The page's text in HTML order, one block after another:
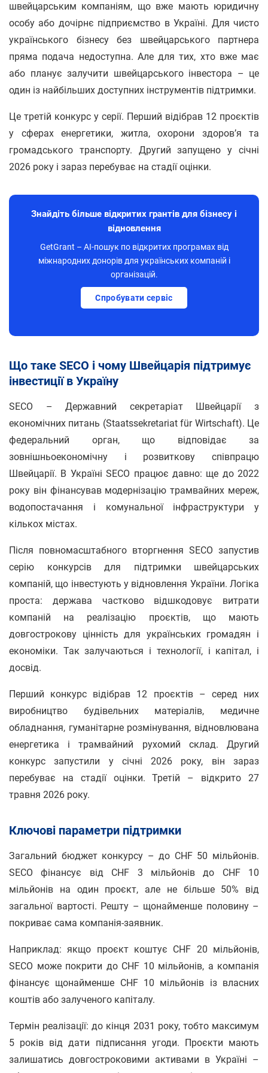
швейцарським компаніям, що вже мають юридичну
особу або дочірнє підприємство в Україні. Для чисто
українського бізнесу без швейцарського партнера
пряма подача недоступна. Але для тих, хто вже має
або планує залучити швейцарського інвестора – це
один із найбільших доступних інструментів підтримки.
Це третій конкурс у серії. Перший відібрав 12 проєктів
у сферах енергетики, житла, охорони здоров’я та
громадського транспорту. Другий запущено у січні
2026 року і зараз перебуває на стадії оцінки.
Знайдіть більше відкритих грантів для бізнесу і
відновлення
GetGrant – AI-пошук по відкритих програмах від
міжнародних донорів для українських компаній і
організацій.
Спробувати сервіс
Що таке SECO і чому Швейцарія підтримує
інвестиції в Україну
SECO – Державний секретаріат Швейцарії з
економічних питань (Staatssekretariat für Wirtschaft). Це
федеральний орган, що відповідає за
зовнішньоекономічну і розвиткову співпрацю
Швейцарії. В Україні SECO працює давно: ще до 2022
року він фінансував модернізацію трамвайних мереж,
водопостачання і комунальної інфраструктури у
кількох містах.
Після повномасштабного вторгнення SECO запустив
серію конкурсів для підтримки швейцарських
компаній, що інвестують у відновлення України. Логіка
проста: держава частково відшкодовує витрати
компаній на реалізацію проєктів, що мають
довгострокову цінність для українських громадян і
економіки. Так залучаються і технології, і капітал, і
досвід.
Перший конкурс відібрав 12 проєктів – серед них
виробництво будівельних матеріалів, медичне
обладнання, гуманітарне розмінування, відновлювана
енергетика і трамвайний рухомий склад. Другий
конкурс запустили у січні 2026 року, він зараз
перебуває на стадії оцінки. Третій – відкрито 27
травня 2026 року.
Ключові параметри підтримки
Загальний бюджет конкурсу – до CHF 50 мільйонів.
SECO фінансує від CHF 3 мільйонів до CHF 10
мільйонів на один проєкт, але не більше 50% від
загальної вартості. Решту – щонайменше половину –
покриває сама компанія-заявник.
Наприклад: якщо проєкт коштує CHF 20 мільйонів,
SECO може покрити до CHF 10 мільйонів, а компанія
фінансує щонайменше CHF 10 мільйонів із власних
коштів або залученого капіталу.
Термін реалізації: до кінця 2031 року, тобто максимум
5 років від дати підписання угоди. Проєкти мають
залишатись довгостроковими активами в Україні –